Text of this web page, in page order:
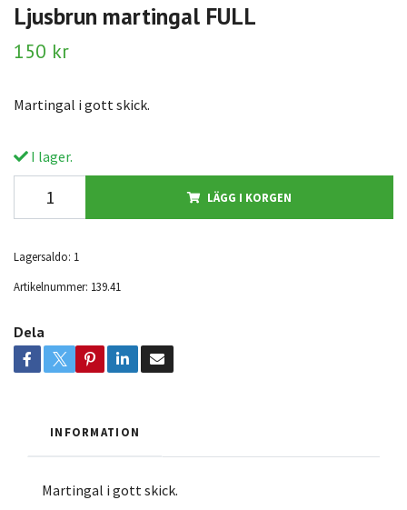
Ljusbrun martingal FULL
150 kr
Martingal i gott skick.
I lager.
LÄGG I KORGEN
Lagersaldo: 1
Artikelnummer: 139.41
Dela
INFORMATION
Martingal i gott skick.